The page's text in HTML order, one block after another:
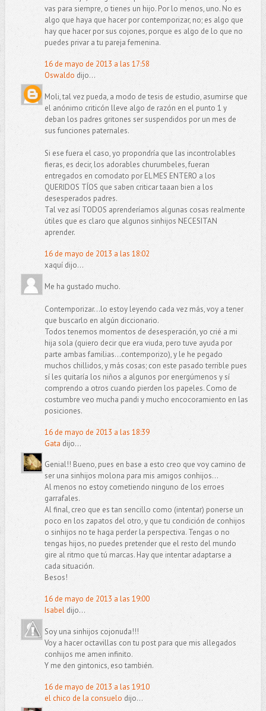
vas para siempre, o tienes un hijo. Por lo menos, uno. No es
algo que haya que hacer por contemporizar, no; es algo que
hay que hacer por sus cojones, porque es algo de lo que no
puedes privar a tu pareja femenina.
16 de mayo de 2013 a las 17:58
Oswaldo dijo...
Moli, tal vez pueda, a modo de tesis de estudio, asumirse que
el anónimo criticón lleve algo de razón en el punto 1 y
deban los padres gritones ser suspendidos por un mes de
sus funciones paternales.
Si ese fuera el caso, yo propondría que las incontrolables
fieras, es decir, los adorables churumbeles, fueran
entregados en comodato por EL MES ENTERO a los
QUERIDOS TÍOS que saben criticar taaan bien a los
desesperados padres.
Tal vez así TODOS aprenderíamos algunas cosas realmente
útiles que es claro que algunos sinhijos NECESITAN
aprender.
16 de mayo de 2013 a las 18:02
xaquí dijo...
Me ha gustado mucho.
Contemporizar...lo estoy leyendo cada vez más, voy a tener
que buscarlo en algún diccionario.
Todos tenemos momentos de desesperación, yo crié a mi
hija sola (quiero decir que era viuda, pero tuve ayuda por
parte ambas familias...contemporizo), y le he pegado
muchos chillidos, y más cosas; con este pasado terrible pues
sí les quitaría los niños a algunos por energúmenos y sí
comprendo a otros cuando pierden los papeles. Como de
costumbre veo mucha pandi y mucho encocoramiento en las
posiciones.
16 de mayo de 2013 a las 18:39
Gata dijo...
Genial!! Bueno, pues en base a esto creo que voy camino de
ser una sinhijos molona para mis amigos conhijos...
Al menos no estoy cometiendo ninguno de los erroes
garrafales.
Al final, creo que es tan sencillo como (intentar) ponerse un
poco en los zapatos del otro, y que tu condición de conhijos
o sinhijos no te haga perder la perspectiva. Tengas o no
tengas hijos, no puedes pretender que el resto del mundo
gire al ritmo que tú marcas. Hay que intentar adaptarse a
cada situación.
Besos!
16 de mayo de 2013 a las 19:00
Isabeldijo...
Soy una sinhijos cojonuda!!!
Voy a hacer octavillas con tu post para que mis allegados
conhijos me amen infinito.
Y me den gintonics, eso también.
16 de mayo de 2013 a las 19:10
el chico de la consuelo dijo...